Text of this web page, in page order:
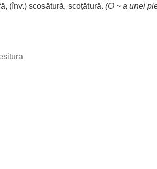
, (înv.) scosătură, scoțătură. (O ~ a unei